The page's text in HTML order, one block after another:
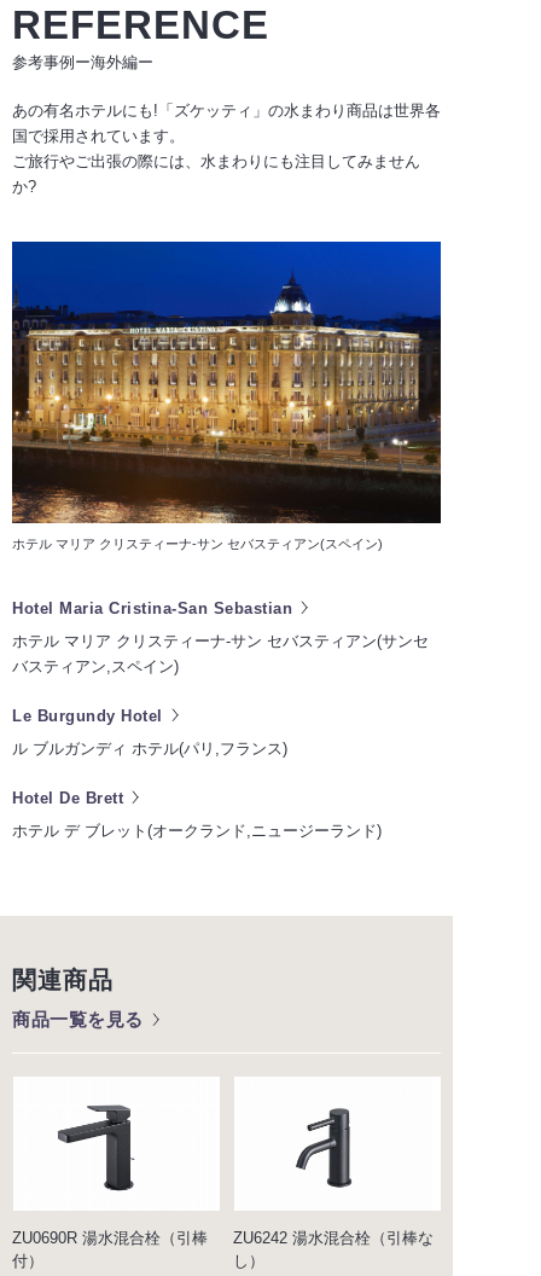
REFERENCE
参考事例ー海外編ー
あの有名ホテルにも!「ズケッティ」の水まわり商品は世界各
国で採用されています。
ご旅行やご出張の際には、 水まわりにも注目してみません
か?
ホテル マリア クリスティーナ-サン セバスティアン(スペイン)
Hotel Maria Cristina-San Sebastian
ホテル マリア クリスティーナ-サン セバスティアン(サンセ
バスティアン,スペイン)
Le Burgundy Hotel
ル ブルガンディ ホテル(パリ,フランス)
Hotel De Brett
ホテル デ ブレット(オークランド,ニュージーランド)
関連商品
商品一覧を見る
ZU0690R 湯水混合栓（引棒
付）
ZU6242 湯水混合栓（引棒な
し）